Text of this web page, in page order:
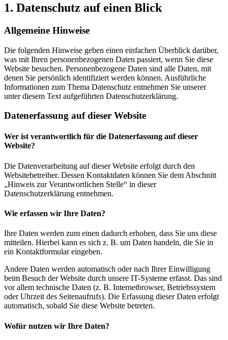
1. Datenschutz auf einen Blick
Allgemeine Hinweise
Die folgenden Hinweise geben einen einfachen Überblick darüber,
was mit Ihren personenbezogenen Daten passiert, wenn Sie diese
Website besuchen. Personenbezogene Daten sind alle Daten, mit
denen Sie persönlich identifiziert werden können. Ausführliche
Informationen zum Thema Datenschutz entnehmen Sie unserer
unter diesem Text aufgeführten Datenschutzerklärung.
Datenerfassung auf dieser Website
Wer ist verantwortlich für die Datenerfassung auf dieser
Website?
Die Datenverarbeitung auf dieser Website erfolgt durch den
Websitebetreiber. Dessen Kontaktdaten können Sie dem Abschnitt
„Hinweis zur Verantwortlichen Stelle“ in dieser
Datenschutzerklärung entnehmen.
Wie erfassen wir Ihre Daten?
Ihre Daten werden zum einen dadurch erhoben, dass Sie uns diese
mitteilen. Hierbei kann es sich z. B. um Daten handeln, die Sie in
ein Kontaktformular eingeben.
Andere Daten werden automatisch oder nach Ihrer Einwilligung
beim Besuch der Website durch unsere IT-Systeme erfasst. Das sind
vor allem technische Daten (z. B. Internetbrowser, Betriebssystem
oder Uhrzeit des Seitenaufrufs). Die Erfassung dieser Daten erfolgt
automatisch, sobald Sie diese Website betreten.
Wofür nutzen wir Ihre Daten?